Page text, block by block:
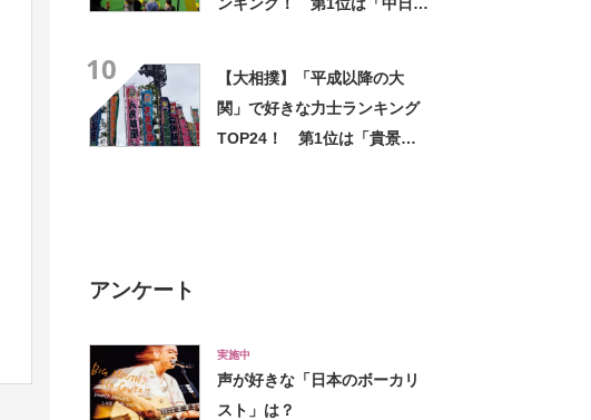
10
【大相撲】「平成以降の大
関」で好きな力士ランキング
TOP24！ 第1位は「貴景勝
アンケート
実施中
声が好きな「日本のボーカリ
スト」は？